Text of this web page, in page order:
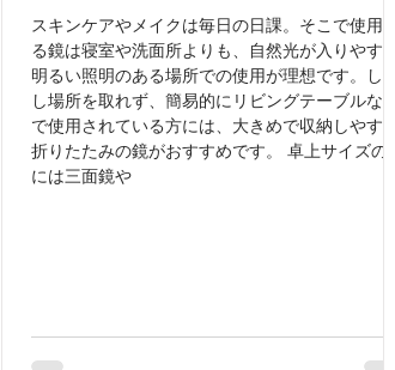
スキンケアやメイクは毎日の日課。そこで使用す
る鏡は寝室や洗面所よりも、自然光が入りやすく
明るい照明のある場所での使用が理想です。しか
し場所を取れず、簡易的にリビングテーブルなど
で使用されている方には、大きめで収納しやすい
折りたたみの鏡がおすすめです。 卓上サイズの鏡
には三面鏡や